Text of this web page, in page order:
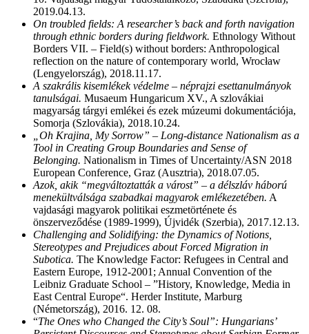
2019.04.13.
On troubled fields: A researcher’s back and forth navigation
through ethnic borders during fieldwork. Ethnology Without
Borders VII. – Field(s) without borders: Anthropological
reflection on the nature of contemporary world, Wrocław
(Lengyelország), 2018.11.17.
A szakrális kisemlékek védelme – néprajzi esettanulmányok
tanulságai. Musaeum Hungaricum XV., A szlovákiai
magyarság tárgyi emlékei és ezek múzeumi dokumentációja,
Somorja (Szlovákia), 2018.10.24.
„Oh Krajina, My Sorrow” – Long-distance Nationalism as a
Tool in Creating Group Boundaries and Sense of
Belonging. Nationalism in Times of Uncertainty/ASN 2018
European Conference, Graz (Ausztria), 2018.07.05.
Azok, akik “megváltoztatták a várost” – a délszláv háború
menekültválsága szabadkai magyarok emlékezetében. A
vajdasági magyarok politikai eszmetörténete és
önszerveződése (1989-1999), Újvidék (Szerbia), 2017.12.13.
Challenging and Solidifying: the Dynamics of Notions,
Stereotypes and Prejudices about Forced Migration in
Subotica. The Knowledge Factor: Refugees in Central and
Eastern Europe, 1912-2001; Annual Convention of the
Leibniz Graduate School – ”History, Knowledge, Media in
East Central Europe“. Herder Institute, Marburg
(Németország), 2016. 12. 08.
“The Ones who Changed the City’s Soul”: Hungarians’